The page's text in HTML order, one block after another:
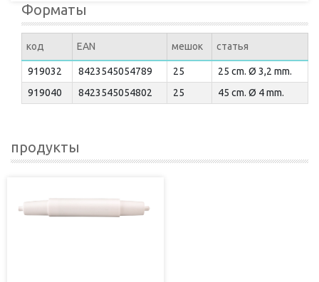
Форматы
код EAN мешок статья
919032 8423545054789 25
25 cm. Ø 3,2 mm.
919040
8423545054802 25 45 cm. Ø 4 mm.
продукты